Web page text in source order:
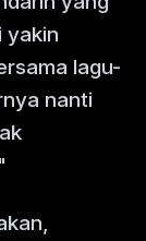
yakin
lagu-
nanti